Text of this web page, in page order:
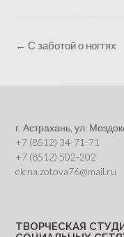
Post
← С заботой о ногтях
г. Астрахань, ул.
+7 (8512) 34-71-71
+7 (8512) 502-202
elena.zotova76@mail.ru
ТВОРЧЕСКАЯ